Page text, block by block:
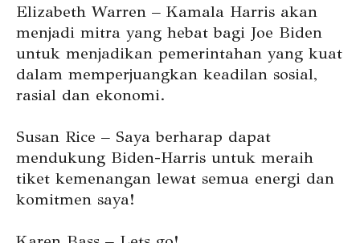
Elizabeth Warren – Kamala Harris akan
menjadi mitra yang hebat bagi Joe Biden
untuk menjadikan pemerintahan yang kuat
dalam memperjuangkan keadilan sosial,
rasial dan ekonomi.
Susan Rice – Saya berharap dapat
mendukung Biden-Harris untuk meraih
tiket kemenangan lewat semua energi dan
komitmen saya!